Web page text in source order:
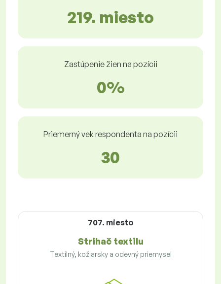
219. miesto
Zastúpenie žien na pozícii
0%
Priemerný vek respondenta na pozícii
30
707. miesto
Strihač textilu
Textilný, kožiarsky a odevný priemysel